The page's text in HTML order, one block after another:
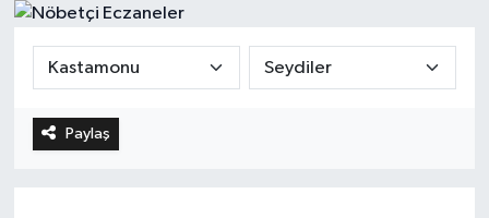
Paylaş
Teknoloji
Sağlık
Tüm Manşetler
Son Dakika Haberleri